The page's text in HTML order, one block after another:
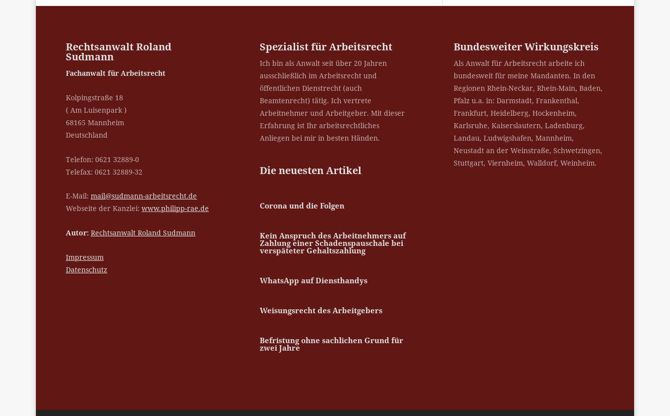
Rechtsanwalt Roland
Sudmann
Fachanwalt für Arbeitsrecht
Kolpingstraße 18
( Am Luisenpark )
68165 Mannheim
Deutschland
Telefon: 0621 32889-0
Telefax: 0621 32889-32
E-Mail: mail@sudmann-arbeitsrecht.de
Webseite der Kanzlei: www.philipp-rae.de
Autor: Rechtsanwalt Roland Sudmann
Impressum
Datenschutz
Spezialist für Arbeitsrecht
Ich bin als Anwalt seit über 20 Jahren
ausschließlich im Arbeitsrecht und
öffentlichen Dienstrecht (auch
Beamtenrecht) tätig. Ich vertrete
Arbeitnehmer und Arbeitgeber. Mit dieser
Erfahrung ist Ihr arbeitsrechtliches
Anliegen bei mir in besten Händen.
Die neuesten Artikel
Corona und die Folgen
Kein Anspruch des Arbeitnehmers auf
Zahlung einer Schadenspauschale bei
verspäteter Gehaltszahlung
WhatsApp auf Diensthandys
Weisungsrecht des Arbeitgebers
Befristung ohne sachlichen Grund für
zwei Jahre
Bundesweiter Wirkungskreis
Als Anwalt für Arbeitsrecht arbeite ich
bundesweit für meine Mandanten. In den
Regionen Rhein-Neckar, Rhein-Main, Baden,
Pfalz u.a. in: Darmstadt, Frankenthal,
Frankfurt, Heidelberg, Hockenheim,
Karlsruhe, Kaiserslautern, Ladenburg,
Landau, Ludwigshafen, Mannheim,
Neustadt an der Weinstraße, Schwetzingen,
Stuttgart, Viernheim, Walldorf, Weinheim.